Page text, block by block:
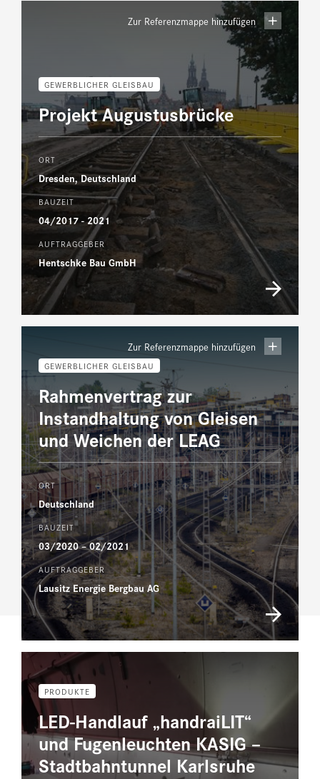
Zur Referenzmappe hinzufügen
GEWERBLICHER GLEISBAU
Projekt Augustusbrücke
ORT
Dresden, Deutschland
BAUZEIT
04/2017 - 2021
AUFTRAGGEBER
Hentschke Bau GmbH
Zur Referenzmappe hinzufügen
GEWERBLICHER GLEISBAU
Rahmenvertrag zur
Instandhaltung von Gleisen
und Weichen der LEAG
ORT
Deutschland
BAUZEIT
03/2020 – 02/2021
AUFTRAGGEBER
Lausitz Energie Bergbau AG
PRODUKTE
LED-Handlauf „handraiLIT“
und Fugenleuchten KASIG –
Stadtbahntunnel Karlsruhe